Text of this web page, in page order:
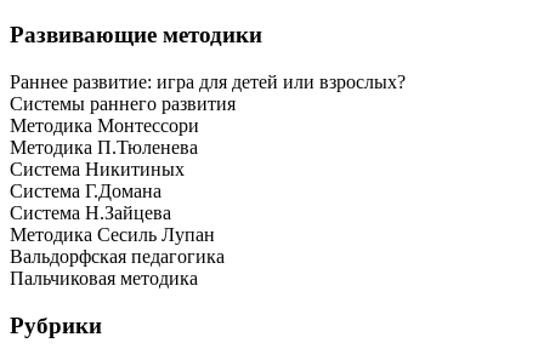
Развивающие методики
Раннее развитие: игра для детей или взрослых?
Системы раннего развития
Методика Монтессори
Методика П.Тюленева
Система Никитиных
Система Г.Домана
Система Н.Зайцева
Методика Сесиль Лупан
Вальдорфская педагогика
Пальчиковая методика
Рубрики